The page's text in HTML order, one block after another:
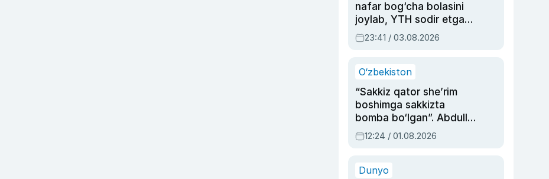
nafar bog‘cha bolasini
joylab, YTH sodir etgan
ayolga sud hukmi o‘qildi
23:41 / 03.08.2026
O‘zbekiston
“Sakkiz qator she’rim
boshimga sakkizta
bomba bo‘lgan”. Abdulla
Oripovni siyosiy
ayblovlardan asrab
12:24 / 01.08.2026
Dunyo